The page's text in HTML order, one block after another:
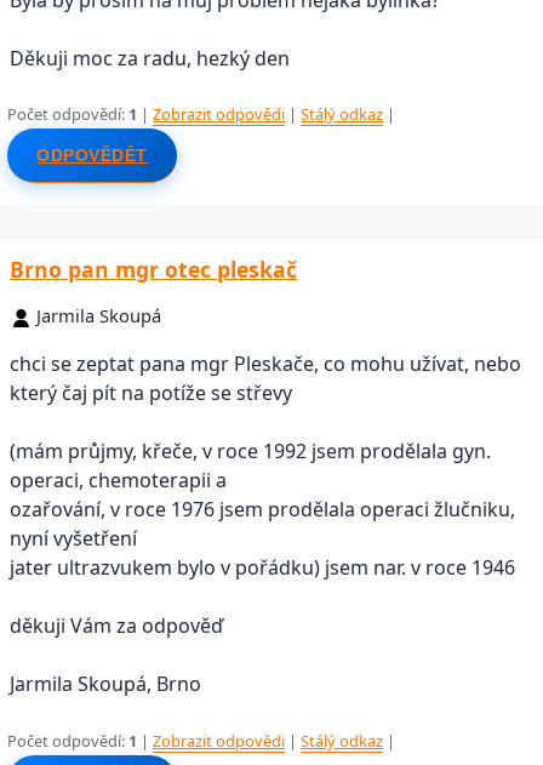
Děkuji moc za radu, hezký den
Počet odpovědí: 1 |Zobrazit odpovědi |Stálý odkaz |
ODPOVĚDĚT
Brno pan mgr otec pleskač
Jarmila Skoupá
chci se zeptat pana mgr Pleskače, co mohu užívat, nebo
který čaj pít na potíže se střevy
(mám průjmy, křeče, v roce 1992 jsem prodělala gyn.
operaci, chemoterapii a
ozařování, v roce 1976 jsem prodělala operaci žlučniku,
nyní vyšetření
jater ultrazvukem bylo v pořádku) jsem nar. v roce 1946
děkuji Vám za odpověď
Jarmila Skoupá, Brno
Počet odpovědí: 1 |Zobrazit odpovědi |Stálý odkaz |